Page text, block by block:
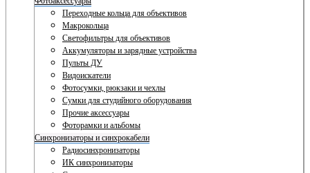
Переходные кольца для объективов
Макрокольца
Светофильтры для объективов
Аккумуляторы и зарядные устройства
Пульты ДУ
Видоискатели
Фотосумки, рюкзаки и чехлы
Сумки для студийного оборудования
Прочие аксессуары
Фоторамки и альбомы
Синхронизаторы и синхрокабели
Радиосинхронизаторы
ИК синхронизаторы